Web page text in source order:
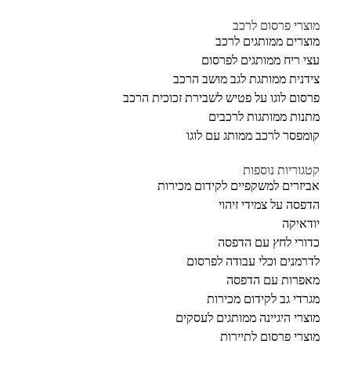
מוצרי פרסום לרכב
מוצרים ממותגים לרכב
עצי ריח ממותגים לפרסום
צידנית ממותגת לגב מושב הרכב
פרסום לוגו על פטיש לשבירת זכוכית הרכב
מתנות ממותגות לרכבים
קומפסר לרכב ממותג עם לוגו
קטגוריות נוספות
אביזרים למשקפיים לקידום מכירות
הדפסה על צמידי זיהוי
יודאיקה
כדורי לחץ עם הדפסה
לדרמנים וכלי עבודה לפרסום
מאפרות עם הדפסה
מגרדי גב לקידום מכירות
מוצרי היגיינה ממותגים לעסקים
מוצרי פרסום לתיירות